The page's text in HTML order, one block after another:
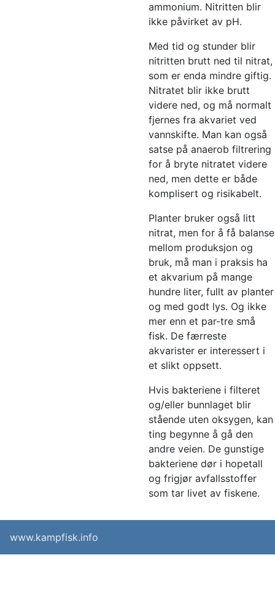
ammonium. Nitritten blir
ikke påvirket av pH.
Med tid og stunder blir
nitritten brutt ned til nitrat,
som er enda mindre giftig.
Nitratet blir ikke brutt
videre ned, og må normalt
fjernes fra akvariet ved
vannskifte. Man kan også
satse på anaerob filtrering
for å bryte nitratet videre
ned, men dette er både
komplisert og risikabelt.
Planter bruker også litt
nitrat, men for å få balanse
mellom produksjon og
bruk, må man i praksis ha
et akvarium på mange
hundre liter, fullt av planter
og med godt lys. Og ikke
mer enn et par-tre små
fisk. De færreste
akvarister er interessert i
et slikt oppsett.
Hvis bakteriene i filteret
og/eller bunnlaget blir
stående uten oksygen, kan
ting begynne å gå den
andre veien. De gunstige
bakteriene dør i hopetall
og frigjør avfallsstoffer
som tar livet av fiskene.
www.kampfisk.info